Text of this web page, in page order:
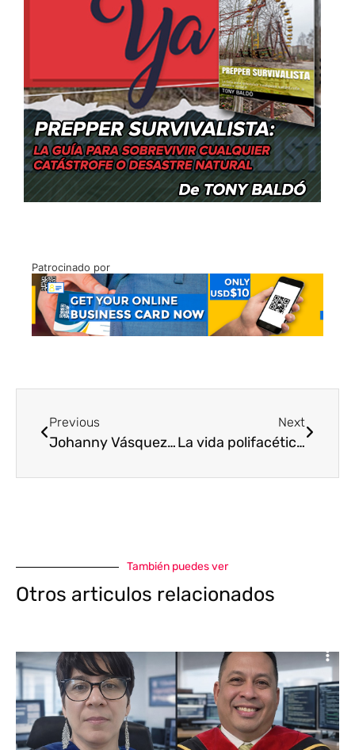
Patrocinado por
Previous
Johanny Vásquez es una mamografista llena de amor
Next
La vida polifacética del brillante Isaac Pardo Soublette
También puedes ver
Otros articulos relacionados